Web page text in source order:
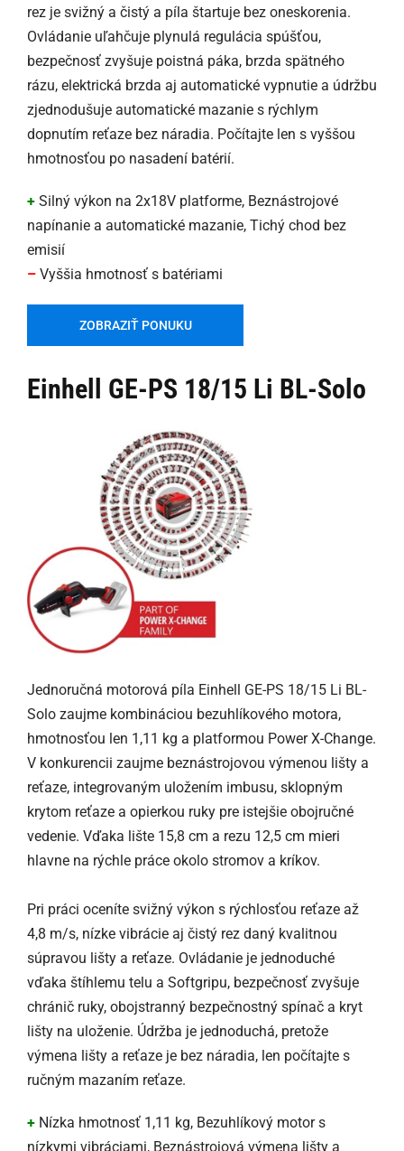
rez je svižný a čistý a píla štartuje bez oneskorenia.
Ovládanie uľahčuje plynulá regulácia spúšťou,
bezpečnosť zvyšuje poistná páka, brzda spätného
rázu, elektrická brzda aj automatické vypnutie a údržbu
zjednodušuje automatické mazanie s rýchlym
dopnutím reťaze bez náradia. Počítajte len s vyššou
hmotnosťou po nasadení batérií.
+ Silný výkon na 2x18V platforme, Beznástrojové
napínanie a automatické mazanie, Tichý chod bez
emisií
– Vyššia hmotnosť s batériami
ZOBRAZIŤ PONUKU
Einhell GE-PS 18/15 Li BL-Solo
Jednoručná motorová píla Einhell GE-PS 18/15 Li BL-
Solo zaujme kombináciou bezuhlíkového motora,
hmotnosťou len 1,11 kg a platformou Power X-Change.
V konkurencii zaujme beznástrojovou výmenou lišty a
reťaze, integrovaným uložením imbusu, sklopným
krytom reťaze a opierkou ruky pre istejšie obojručné
vedenie. Vďaka lište 15,8 cm a rezu 12,5 cm mieri
hlavne na rýchle práce okolo stromov a kríkov.
Pri práci oceníte svižný výkon s rýchlosťou reťaze až
4,8 m/s, nízke vibrácie aj čistý rez daný kvalitnou
súpravou lišty a reťaze. Ovládanie je jednoduché
vďaka štíhlemu telu a Softgripu, bezpečnosť zvyšuje
chránič ruky, obojstranný bezpečnostný spínač a kryt
lišty na uloženie. Údržba je jednoduchá, pretože
výmena lišty a reťaze je bez náradia, len počítajte s
ručným mazaním reťaze.
+ Nízka hmotnosť 1,11 kg, Bezuhlíkový motor s
nízkymi vibráciami, Beznástrojová výmena lišty a